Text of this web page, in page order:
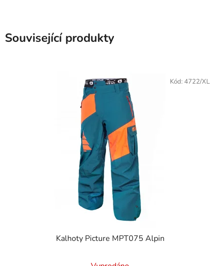
Související produkty
Kalhoty Picture MPT075 Alpin
Kód: 4722/XL